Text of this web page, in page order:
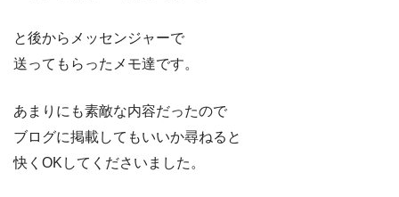
と後からメッセンジャーで
送ってもらったメモ達です。
あまりにも素敵な内容だったので
ブログに掲載してもいいか尋ねると
快くOKしてくださいました。